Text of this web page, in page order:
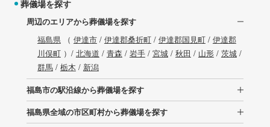
葬儀場を探す
周辺のエリアから葬儀場を探す
福島県 （ 伊達市/ 伊達郡桑折町/ 伊達郡国見町/ 伊達郡
川俣町）/ 北海道 / 青森 / 岩手/ 宮城/ 秋田 / 山形/ 茨城/
群馬/ 栃木 / 新潟
福島市の駅沿線から葬儀場を探す
福島県全域の市区町村から葬儀場を探す